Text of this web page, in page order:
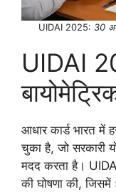
UIDAI 2025: 30
UIDAI
आधार कार्ड भारत में
चुका है, जो सरकारी
मदद करता है।
की घोषणा की,